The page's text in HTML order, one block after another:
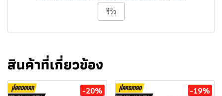
รีวิว
สินค้าที่เกี่ยวข้อง
-20% -19%